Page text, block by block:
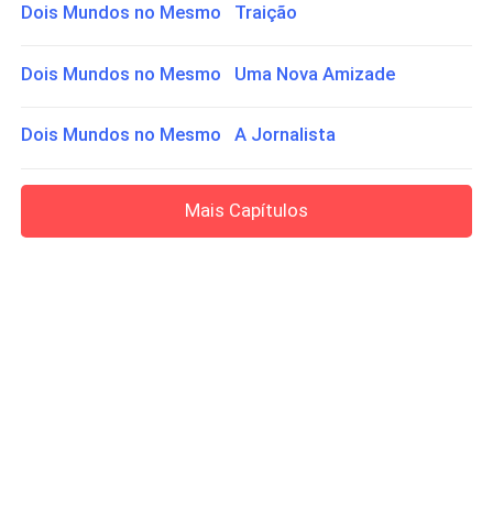
Dois Mundos no Mesmo Traição
Dois Mundos no Mesmo Uma Nova Amizade
Dois Mundos no Mesmo A Jornalista
Mais Capítulos